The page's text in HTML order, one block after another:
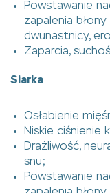
Powstawanie
zapalenia
dwunastnicy,
Zaparcia,
Siarka
Osłabienie
Niskie ciśnienie
Drażliwość,
snu;
Powstawanie